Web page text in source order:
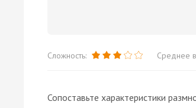
Сложность: Среднее
Сопоставьте характеристики